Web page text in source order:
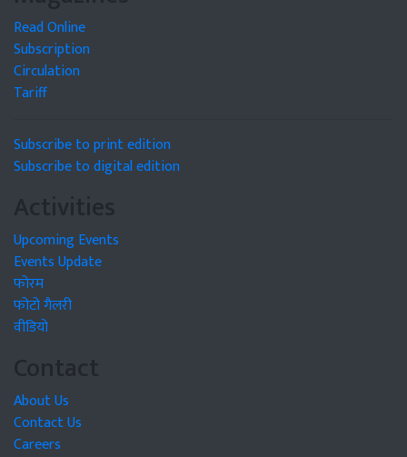
Read Online
Subscription
Circulation
Tariff
Subscribe to print edition
Subscribe to digital edition
Activities
Upcoming Events
Events Update
फोरम
फोटो गैलरी
वीडियो
Contact
About Us
Contact Us
Careers